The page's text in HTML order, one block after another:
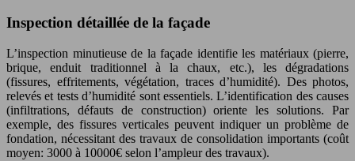
Inspection détaillée de la façade
L’inspection minutieuse de la façade identifie les matériaux (pierre,
brique, enduit traditionnel à la chaux, etc.), les dégradations
(fissures, effritements, végétation, traces d’humidité). Des photos,
relevés et tests d’humidité sont essentiels. L’identification des causes
(infiltrations, défauts de construction) oriente les solutions. Par
exemple, des fissures verticales peuvent indiquer un problème de
fondation, nécessitant des travaux de consolidation importants (coût
moyen: 3000 à 10000€ selon l’ampleur des travaux).